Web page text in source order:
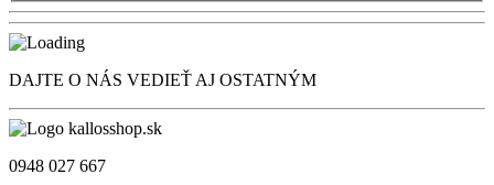
DAJTE O NÁS VEDIEŤ AJ OSTATNÝM
0948 027 667